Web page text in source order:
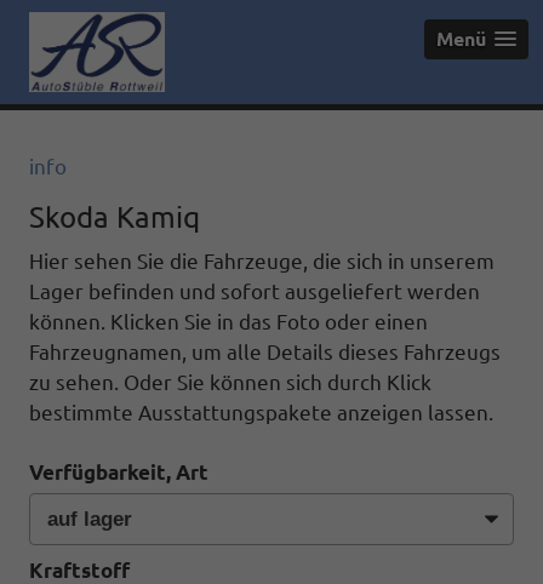
Menü
info
Skoda Kamiq
Hier sehen Sie die Fahrzeuge, die sich in unserem
Lager befinden und sofort ausgeliefert werden
können. Klicken Sie in das Foto oder einen
Fahrzeugnamen, um alle Details dieses Fahrzeugs
zu sehen. Oder Sie können sich durch Klick
bestimmte Ausstattungspakete anzeigen lassen.
Verfügbarkeit, Art
Kraftstoff